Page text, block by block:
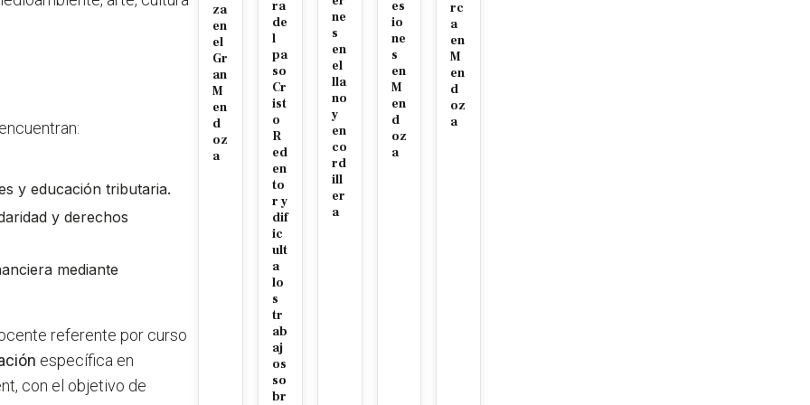
y educación tributaria.
y derechos
mediante
referente por curso
específica en
con el objetivo de
za
en
el
Gr
an
M
en
d
oz
a
ra
de
l
pa
so
Cr
ist
o
R
ed
en
to
r y
dif
ic
ult
a
lo
s
tr
ab
aj
os
so
br
ne
s
en
el
lla
no
y
en
co
rd
ill
er
a
es
io
ne
s
en
M
en
d
oz
a
rc
a
en
M
en
d
oz
a